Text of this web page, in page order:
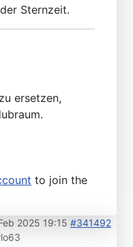
Sternzeit.
ersetzen,
to join the
2025 19:15 #341492